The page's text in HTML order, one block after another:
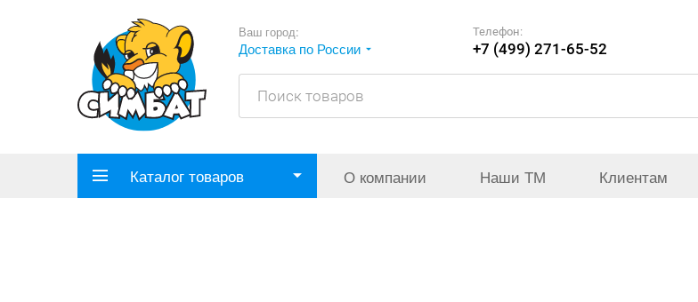
Ваш город:
Доставка по России
Телефон:
+7 (499) 271-65-52
Каталог товаров О компании Наши ТМ Клиентам